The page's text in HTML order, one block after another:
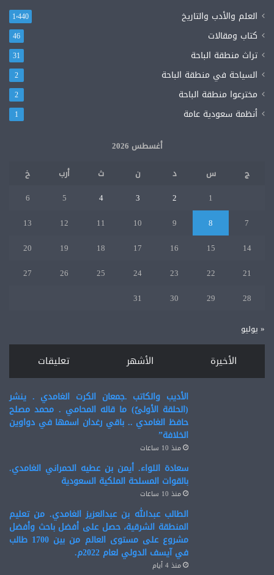
العلم والأدب والتاريخ 1٬440
كتاب ومقالات 46
تراث منطقة الباحة 31
السياحة في منطقة الباحة 2
مخترعوا منطقة الباحة 2
أنظمة سعودية عامة 1
أغسطس 2026
ج
س د ن ث أرب
خ
1
2
3
4
5
6
7
8
9
10
11
12
13
14
15
16
17
18
19
20
21
22
23
24
25
26
27
28
29
30
31
« يوليو
الأخيرة الأشهر تعليقات
الأديب والكاتب .جمعان الكرت الغامدي . ينشر
(الحلقة الأولىً) ما قاله المحامي . محمد مصلح
حافظ الغامدي .. باقي رغدان اسمها في دواوين
الخلافة”
منذ 10 ساعات
سعادة اللواء. أيمن بن عطيه الحمراني الغامدي.
بالقوات المسلحة الملكية السعودية
منذ 10 ساعات
الطالب عبدالله بن عبدالعزيز الغامدي. من تعليم
المنطقة الشرقية، حصل على أفضل باحث وأفضل
مشروع على مستوى العالم من بين 1700 طالب
في آيسف الدولي لعام 2022م.
منذ 4 أيام